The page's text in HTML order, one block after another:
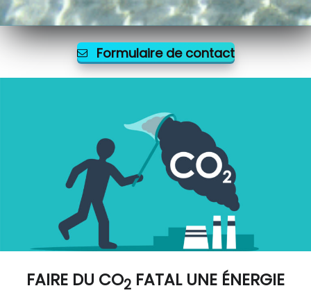
Formulaire de contact
FAIRE DU CO2 FATAL UNE ÉNERGIE